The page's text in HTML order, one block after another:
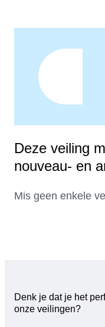
Deze veiling
nouveau- en
Mis geen enkele
Denk je dat je het
onze veilingen?